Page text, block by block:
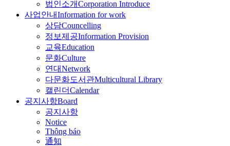
법인소개Corporation Introduce
사업안내Information for work
상담Councelling
정보제공Information Provision
교육Education
문화Culture
연대Network
다문화도서관Multicultural Library
캘린더Calendar
공지사항Board
공지사항
Notice
Thông báo
通知